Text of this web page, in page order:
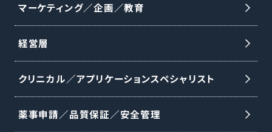
師への製品紹介・情報提供および手術の打
ち合わせ ○手術立会い ○手術に必要な器
械・インプラントの手配と医療機器の説明 ○
医師・代理店・看護師向けの勉強会の実施
外科事業は分離・独立し、DePuy Synthes
マーケティング／企画／教育
経営層
クリニカル／アプリケーションスペシャリスト
薬事申請／品質保証／安全管理